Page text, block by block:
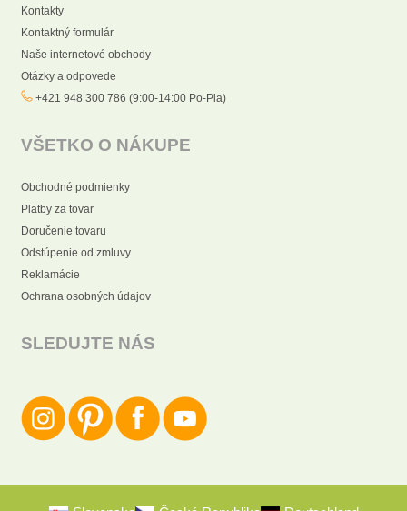
Kontakty
Kontaktný formulár
Naše internetové obchody
Otázky a odpovede
+421 948 300 786 (9:00-14:00 Po-Pia)
VŠETKO O NÁKUPE
Obchodné podmienky
Platby za tovar
Doručenie tovaru
Odstúpenie od zmluvy
Reklamácie
Ochrana osobných údajov
SLEDUJTE NÁS